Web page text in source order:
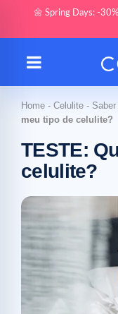
🌼 Spring Days: -
Home - Celulite -
meu tipo de celulite?
TESTE:
celulite?